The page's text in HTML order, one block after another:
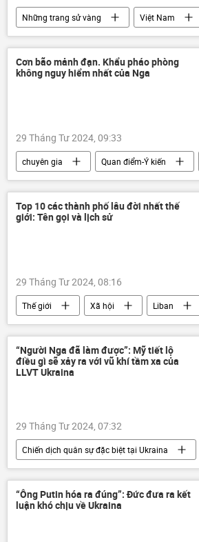
Những trang sử vàng
Việt Nam
Liên Xô
thủy thủ
hải quân
Hợp tác Nga-Việt
Tác giả
Quan điểm-Ý kiến
Thế giới
Cơn bão mảnh đạn. Khẩu pháo phòng
không nguy hiểm nhất của Nga
29 Tháng Tư 2024, 09:33
chuyên gia Quan điểm-Ý kiến
lực lượng phòng không
hệ thống phòng không
Quân sự
pháo phòng không
Top 10 các thành phố lâu đời nhất thế
giới: Tên gọi và lịch sử
29 Tháng Tư 2024, 08:16
Thế giới Xã hội
Liban
Syria
Aleppo
Damascus
Iran
Palestine
Thổ Nhĩ Kỳ
UNESCO
“Người Nga đã làm được”: Mỹ tiết lộ
điều gì sẽ xảy ra với vũ khí tầm xa của
LLVT Ukraina
29 Tháng Tư 2024, 07:32
Chiến dịch quân sự đặc biệt tại Ukraina
Cuộc khủng hoảng ở Ukraina
Ukraina
Nga
“Ông Putin hóa ra đúng”: Đức đưa ra kết
luận khó chịu về Ukraina